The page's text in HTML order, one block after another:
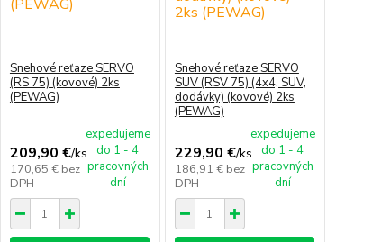
Snehové reťaze SERVO
(RS 75) (kovové) 2ks
(PEWAG)
209,90 €/ks
170,65 € bez
DPH
expedujeme
do 1 - 4
pracovných
dní
Snehové reťaze SERVO
SUV (RSV 75) (4x4, SUV,
dodávky) (kovové) 2ks
(PEWAG)
229,90 €/ks
186,91 € bez
DPH
expedujeme
do 1 - 4
pracovných
dní